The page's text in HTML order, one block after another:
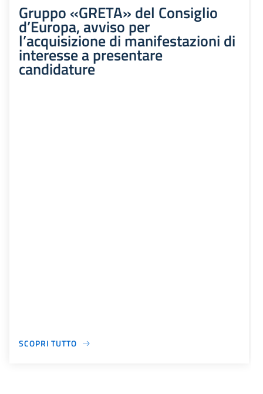
Gruppo «GRETA» del Consiglio
d’Europa, avviso per
l’acquisizione di manifestazioni di
interesse a presentare
candidature
SCOPRI TUTTO